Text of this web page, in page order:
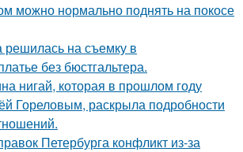
можно нормально поднять на покосе
решилась на съемку в
без бюстгальтера.
нигай, которая в прошлом году
Гореловым, раскрыла подробности
Петербурга конфликт из-за